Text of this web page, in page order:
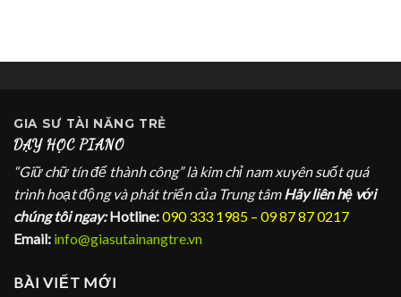
GIA SƯ TÀI NĂNG TRẺ
DẠY HỌC PIANO
“Giữ chữ tín để thành công” là kim chỉ nam xuyên suốt quá
trình hoạt động và phát triển của Trung tâm Hãy liên hệ với
chúng tôi ngay: Hotline:090 333 1985 – 09 87 87 0217
Email: info@giasutainangtre.vn
BÀI VIẾT MỚI